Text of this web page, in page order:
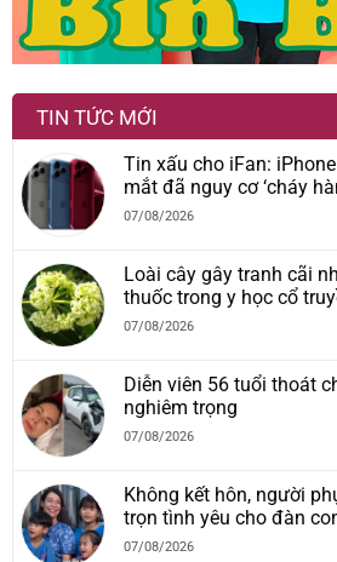
TIN TỨC MỚI
Tin xấu cho iFan:
mắt đã nguy cơ ‘cháy
07/08/2026
Loài cây gây tranh cãi
thuốc trong y học cổ
07/08/2026
Diễn viên 56 tuổi thoát
nghiêm trọng
07/08/2026
Không kết hôn, người
trọn tình yêu cho đàn
07/08/2026